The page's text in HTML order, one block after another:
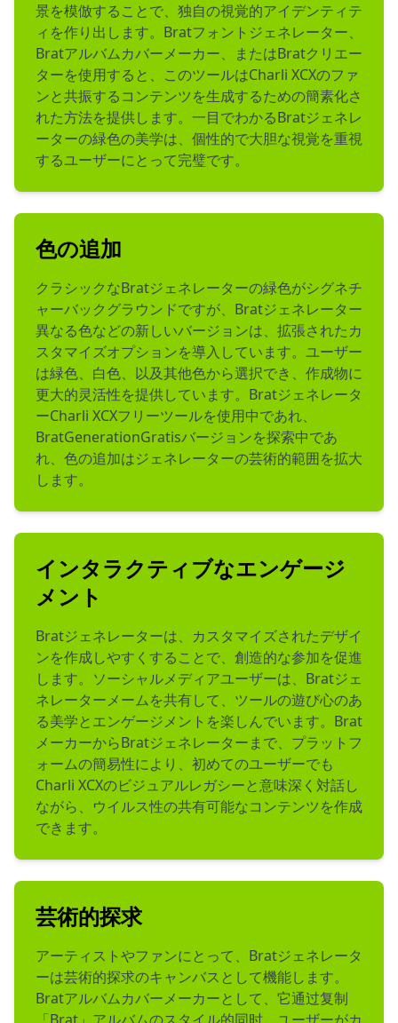
景を模倣することで、独自の視覚的アイデンティテ
ィを作り出します。Bratフォントジェネレーター、
Bratアルバムカバーメーカー、またはBratクリエー
ターを使用すると、このツールはCharli XCXのファ
ンと共振するコンテンツを生成するための簡素化さ
れた方法を提供します。一目でわかるBratジェネレ
ーターの緑色の美学は、個性的で大胆な視覚を重視
するユーザーにとって完璧です。
色の追加
クラシックなBratジェネレーターの緑色がシグネチ
ャーバックグラウンドですが、Bratジェネレーター
異なる色などの新しいバージョンは、拡張されたカ
スタマイズオプションを導入しています。ユーザー
は緑色、白色、以及其他色から選択でき、作成物に
更大的灵活性を提供しています。Bratジェネレータ
ーCharli XCXフリーツールを使用中であれ、
BratGenerationGratisバージョンを探索中であ
れ、色の追加はジェネレーターの芸術的範囲を拡大
します。
インタラクティブなエンゲージ
メント
Bratジェネレーターは、カスタマイズされたデザイ
ンを作成しやすくすることで、創造的な参加を促進
します。ソーシャルメディアユーザーは、Bratジェ
ネレーターメームを共有して、ツールの遊び心のあ
る美学とエンゲージメントを楽しんでいます。Brat
メーカーからBratジェネレーターまで、プラットフ
ォームの簡易性により、初めてのユーザーでも
Charli XCXのビジュアルレガシーと意味深く対話し
ながら、ウイルス性の共有可能なコンテンツを作成
できます。
芸術的探求
アーティストやファンにとって、Bratジェネレータ
ーは芸術的探求のキャンバスとして機能します。
Bratアルバムカバーメーカーとして、它通过复制